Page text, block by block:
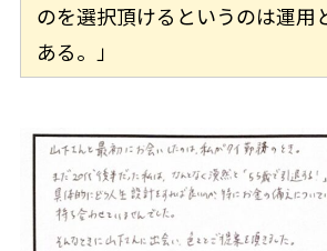
のを選択頂けるというのは運用
ある。」